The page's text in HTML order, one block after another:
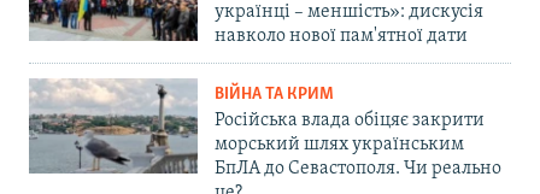
українці – меншість»: дискусія
навколо нової пам'ятної дати
ВІЙНА ТА КРИМ
Російська влада обіцяє закрити
морський шлях українським
БпЛА до Севастополя. Чи реально